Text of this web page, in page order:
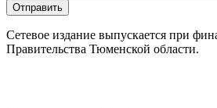
Отправить
Сетевое издание выпускается при
Правительства Тюменской области.